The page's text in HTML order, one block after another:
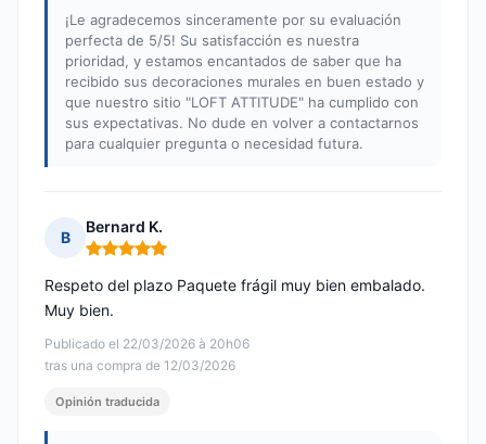
¡Le agradecemos sinceramente por su evaluación
perfecta de 5/5! Su satisfacción es nuestra
prioridad, y estamos encantados de saber que ha
recibido sus decoraciones murales en buen estado y
que nuestro sitio "LOFT ATTITUDE" ha cumplido con
sus expectativas. No dude en volver a contactarnos
para cualquier pregunta o necesidad futura.
B
Bernard K.
Nota: 5 de 5
Publicado el 22/03/2026 à 20h06
tras una compra de 12/03/2026
Respeto del plazo Paquete frágil muy bien embalado.
Muy bien.
Opinión traducida